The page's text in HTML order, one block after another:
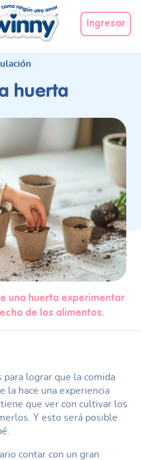
Ingresar
huerta
una huerta experimentar
de los alimentos.
para lograr que la comida
la hace una experiencia
que ver con cultivar los
Y esto será posible
contar con un gran